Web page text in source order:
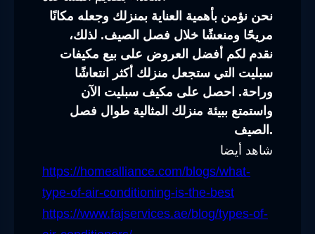
نحن نؤمن بأهمية العناية بمنزلك وجعله مكانًا
مريحًا ومنعشًا خلال فصل الصيف. لذلك،
نقدم لكم أفضل العروض على بيع مكيفات
سبليت التي ستجعل منزلك أكثر انتعاشًا
وراحة. احصل على مكيف سبليت الآن
واستمتع ببيئة منزلك المثالية طوال فصل
الصيف.
شاهد أيضا
https://homealliance.com/blogs/what-
type-of-air-conditioning-is-the-best
https://www.fajservices.ae/blog/types-of-